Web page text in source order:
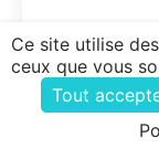
ou le
créativité,
Ce site utilise
ceux que vous
Tout